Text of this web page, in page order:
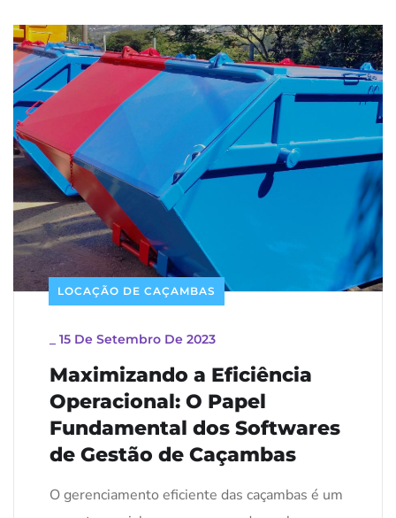
LOCAÇÃO DE CAÇAMBAS
15 De Setembro De 2023
Maximizando a Eficiência
Operacional: O Papel
Fundamental dos Softwares
de Gestão de Caçambas
O gerenciamento eficiente das caçambas é um